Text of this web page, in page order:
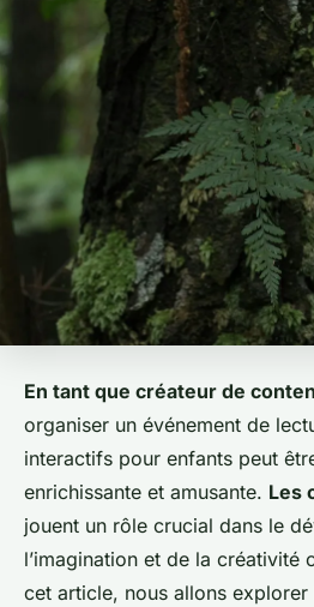
En tant que créateur de
organiser un événement de
interactifs pour enfants peut
enrichissante et amusante. Les
jouent un rôle crucial dans le
l’imagination et de la créativité
cet article, nous allons explorer